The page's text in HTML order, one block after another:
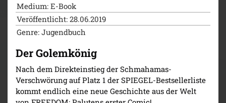
Medium: E-Book
Veröffentlicht: 28.06.2019
Genre: Jugendbuch
Der Golemkönig
Nach dem Direkteinstieg der Schmahamas-
Verschwörung auf Platz 1 der SPIEGEL-Bestsellerliste
kommt endlich eine neue Geschichte aus der Welt